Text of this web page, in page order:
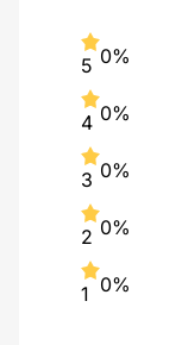
5 0%
4 0%
3 0%
2 0%
1 0%